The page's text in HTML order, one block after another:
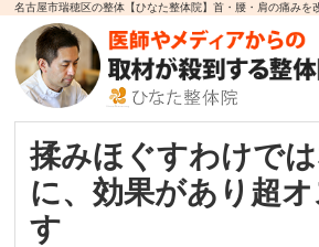
名古屋市瑞穂区の整体【ひなた整体院】首・腰・肩の痛みを
揉みほぐすわけで
に、効果があり超
す